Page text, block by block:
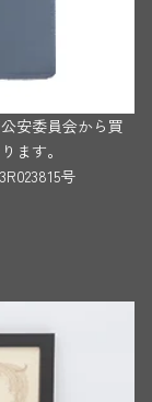
安委員会から買
ます。
号